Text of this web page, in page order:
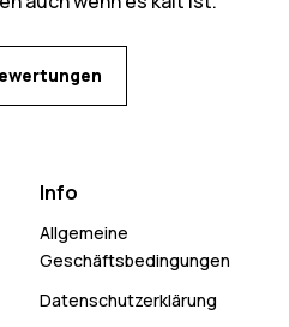
Info
Allgemeine
Geschäftsbedingungen
Datenschutzerklärung